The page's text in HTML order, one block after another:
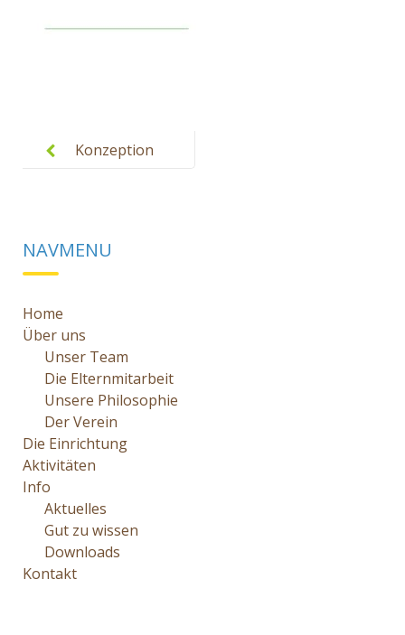
navigationKonzeption
NAVMENU
Home
Über uns
Unser Team
Die Elternmitarbeit
Unsere Philosophie
Der Verein
Die Einrichtung
Aktivitäten
Info
Aktuelles
Gut zu wissen
Downloads
Kontakt